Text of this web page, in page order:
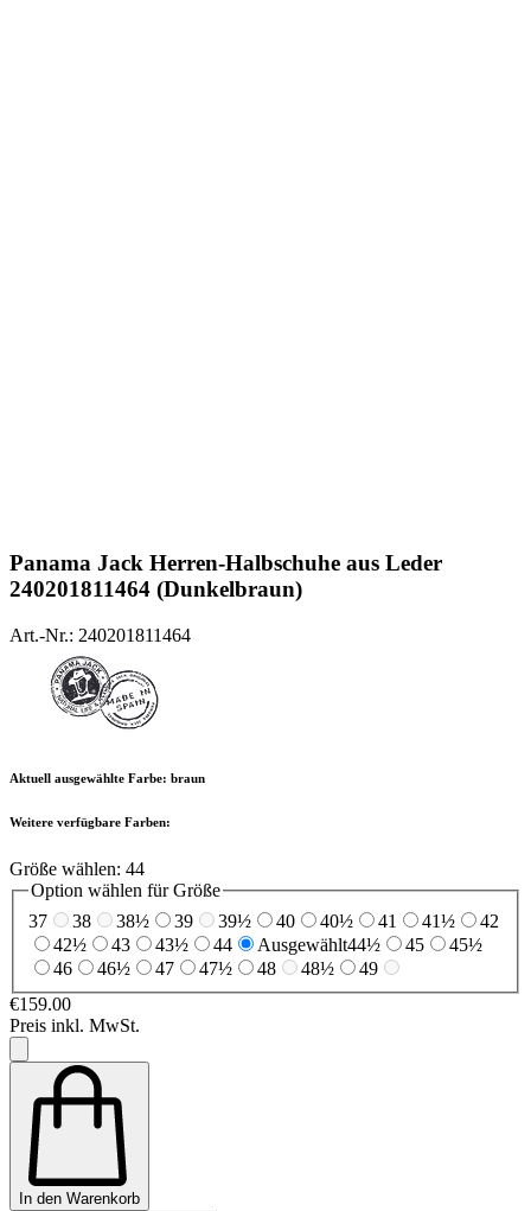
Panama Jack Herren-Halbschuhe aus Leder
240201811464 (Dunkelbraun)
Art.-Nr.: 240201811464
Aktuell ausgewählte Farbe: braun
Weitere verfügbare Farben:
Größe wählen: 44
Option wählen für Größe
37
38 38½ 39 39½ 40 40½ 41 41½
42
42½
43 43½ 44 Ausgewählt44½ 45
45½
46
46½ 47 47½ 48 48½
49
€159.00
Preis inkl. MwSt.
In den Warenkorb